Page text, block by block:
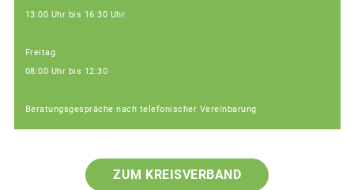
13:00 Uhr bis 16:30 Uhr
Freitag
08:00 Uhr bis 12:30
Beratungsgespräche nach telefonischer Vereinbarung
ZUM KREISVERBAND